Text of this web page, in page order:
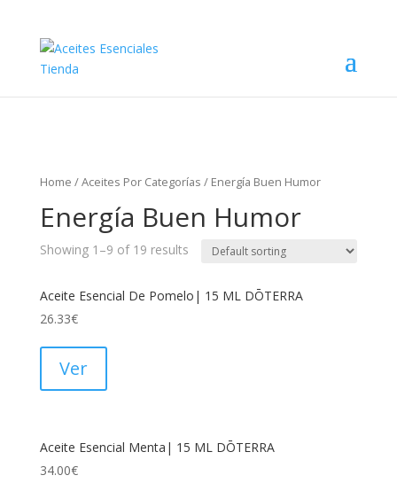
Home /Aceites Por Categorías / Energía Buen Humor
Energía Buen Humor
Showing 1–9 of 19 results
Aceite Esencial De Pomelo| 15 ML DŌTERRA
26.33€
Ver
Aceite Esencial Menta| 15 ML DŌTERRA
34.00€